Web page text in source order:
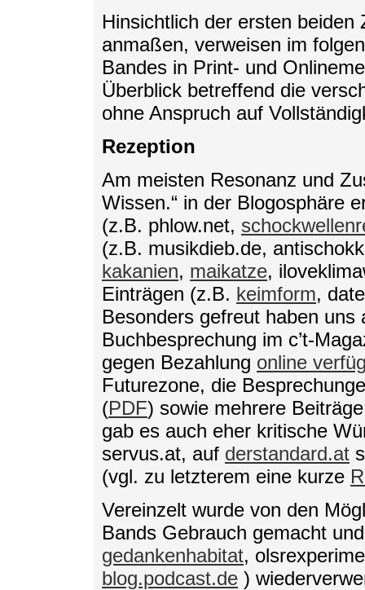
Hinsichtlich der ersten
anmaßen, verweisen im
Bandes in Print- und
Überblick betreffend die
ohne Anspruch auf
Rezeption
Am meisten Resonanz und
Wissen.“ in der Blogosphäre
(z.B. phlow.net,
(z.B. musikdieb.de,
kakanien, maikatze,
Einträgen (z.B. keimform,
Besonders gefreut haben uns
Buchbesprechung im c’t-
gegen Bezahlung online
Futurezone, die
(PDF) sowie mehrere
gab es auch eher kritische
servus.at, auf derstandard.at
(vgl. zu letzterem eine kurze
Vereinzelt wurde von den
Bands Gebrauch gemacht
gedankenhabitat,
blog.podcast.de )